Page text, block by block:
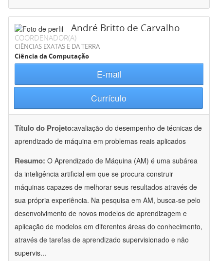
André Britto de Carvalho
COORDENADOR(A)
CIÊNCIAS EXATAS E DA TERRA
Ciência da Computação
E-mail
Currículo
Título do Projeto:avaliação do desempenho de técnicas de
aprendizado de máquina em problemas reais aplicados
Resumo: O Aprendizado de Máquina (AM) é uma subárea
da inteligência artificial em que se procura construir
máquinas capazes de melhorar seus resultados através de
sua própria experiência. Na pesquisa em AM, busca-se pelo
desenvolvimento de novos modelos de aprendizagem e
aplicação de modelos em diferentes áreas do conhecimento,
através de tarefas de aprendizado supervisionado e não
supervis...